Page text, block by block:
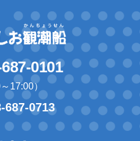
0101
17:00）
687-0713